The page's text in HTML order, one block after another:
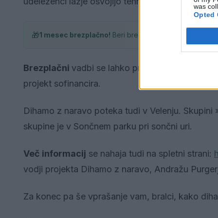
was
Opted
🎁1 mesec brezplačno! Beri brez oglasov
Brezplačni vadbi se lahko pridruži kdorkoli, ki
projekt sofinancira.
Dihamo z naravo poteka tudi v Velenju.
skupine je v Sončnem parku pri sončni uri.
Več informacij se nahaja tudi na spletni strani:
vodji projekta Dihamo z naravo, Andražu
Za konec pa še vprašanje vam, bralci, kako